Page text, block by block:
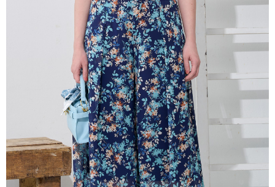
2.透過簡訊連結打開帳單後，可選擇「超商條碼／台灣大直營門市／銀行轉
帳／街口支付／iPASS MONEY」等通路繳費。
1.本服務係由「台灣大哥大股份有限公司」（以下簡稱本公司）所提供，讓
用戶於交易時，得透過本服務購買商品或服務，並由商店將買賣／分期付款
買賣價金債權讓與本公司後，依約使用本公司帳單繳交帳款。
2.基於同意付款使用「大哥付你分期」之契約關係目的，商店將以您的個人
資料（包含姓名、電話或地址）提供予台灣大哥大進項蒐集、處理及利用，
由本公司與您本人進行分期帳單所需資料之確認、核對及更正。
3.完整用戶服務條款，請詳閱以下連結：https://oppay.tw/userRule
【「AFTEE先享後付」結帳流程】
１．於結帳方式選擇「AFTEE先享後付」後，將跳轉至「AFTEE先享後付」
結帳頁面，進行簡訊認證並確認金額後，即可完成結帳。
２．訂單成立數日內，您將收到繳費通知簡訊。
３．收到繳費通知簡訊後14天內，點擊此簡訊中的連結，可透過四大超商／
ATM／網路銀行／等多元方式進行付款，方視為交易完成。
※ 請注意：結帳手續完成當下不需立刻繳費，但若您需要取消訂單，請聯絡
購買商品的店家。未經商家同意取消之訂單仍視為有效，需透過AFTEE先享
後付繳納相關費用。
※ 交易是否成功請以「AFTEE先享後付 」之結帳頁面顯示為準，若有關於
是否繳費成功／繳費後需取消欲退款等相關疑問，請聯繫「AFTEE先享後付
https://netprotections.freshdesk.com/support/home
【注意事項】
１．透過由恩沛科技股份有限公司提供之「AFTEE先享後付」服務完成之交
易，需依本服務之必要範圍內提供個人資料，並將交易相關給付款項請求債
權轉讓予恩沛科技股份有限公司。
每筆NT$120，滿NT$2,000(含以上)免運費
每筆NT$120，滿NT$2,000(含以上)免運費
每筆NT$120，滿NT$2,000(含以上)免運費